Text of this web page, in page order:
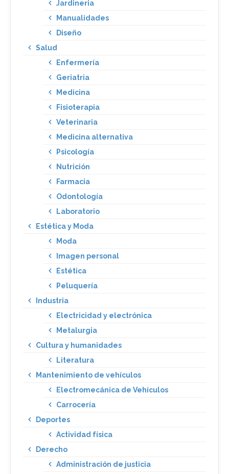
Jardineria
Manualidades
Diseño
Salud
Enfermería
Geriatria
Medicina
Fisioterapia
Veterinaria
Medicina alternativa
Psicología
Nutrición
Farmacia
Odontología
Laboratorio
Estética y Moda
Moda
Imagen personal
Estética
Peluquería
Industria
Electricidad y electrónica
Metalurgia
Cultura y humanidades
Literatura
Mantenimiento de vehículos
Electromecánica de Vehículos
Carrocería
Deportes
Actividad física
Derecho
Administración de justicia